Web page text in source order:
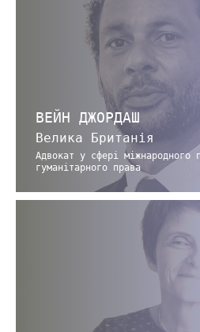
ВЕЙН ДЖОРДАШ
Велика Британія
Адвокат у сфері міжнародного
гуманітарного права